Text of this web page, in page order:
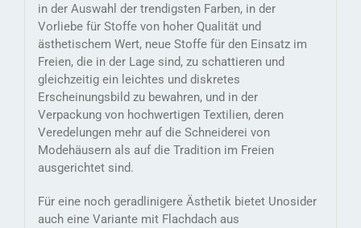
in der Auswahl der trendigsten Farben, in der
Vorliebe für Stoffe von hoher Qualität und
ästhetischem Wert, neue Stoffe für den Einsatz im
Freien, die in der Lage sind, zu schattieren und
gleichzeitig ein leichtes und diskretes
Erscheinungsbild zu bewahren, und in der
Verpackung von hochwertigen Textilien, deren
Veredelungen mehr auf die Schneiderei von
Modehäusern als auf die Tradition im Freien
ausgerichtet sind.
Für eine noch geradlinigere Ästhetik bietet Unosider
auch eine Variante mit Flachdach aus